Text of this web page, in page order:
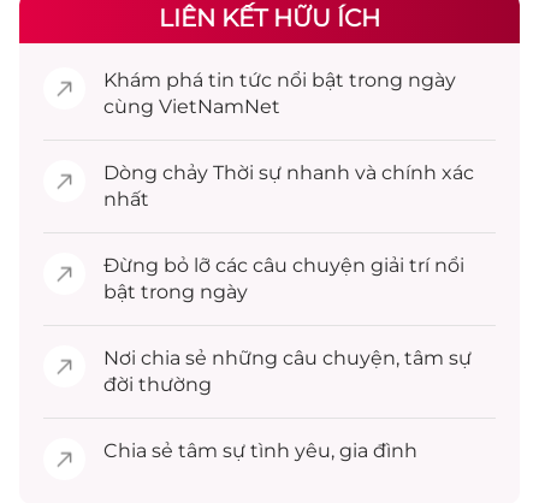
LIÊN KẾT HỮU ÍCH
Khám phá tin tức nổi bật trong ngày
cùng VietNamNet
Dòng chảy Thời sự nhanh và chính xác
nhất
Đừng bỏ lỡ các câu chuyện giải trínổi
bật trong ngày
Nơi chia sẻ những câu chuyện, tâm sự
đời thường
Chia sẻ tâm sự tình yêu, gia đình